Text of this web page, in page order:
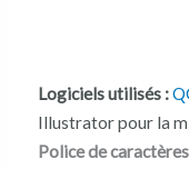
Logiciels utilisés :
Illustrator pour la
Police de